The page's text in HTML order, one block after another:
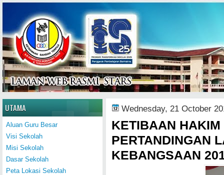
Home
Wednesday, 21 October
KETIBAAN
PERTANDINGAN
KEBANGSAAN
UTAMA
Aluan Guru Besar
Visi Sekolah
Misi Sekolah
Dasar Sekolah
Peta Lokasi Sekolah